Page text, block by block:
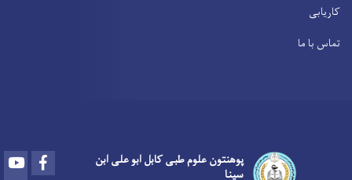
کاریابی
تماس با ما
پوهنتون علوم طبی کابل ابو علی ابن
سینا
Youtube